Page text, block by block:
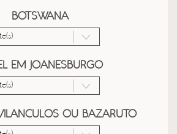
BOTSWANA
EM JOANESBURGO
OU BAZARUTO